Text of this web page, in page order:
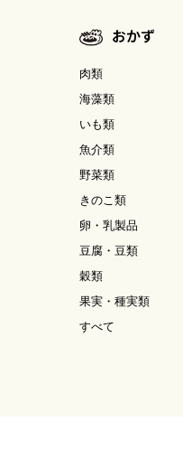
おかず
肉類
海藻類
いも類
魚介類
野菜類
きのこ類
卵・乳製品
豆腐・豆類
穀類
果実・種実類
すべて